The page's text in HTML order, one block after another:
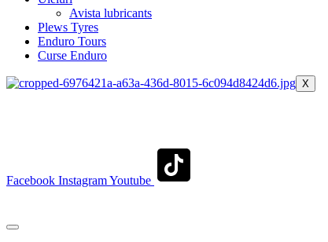
Avista lubricants
Plews Tyres
Enduro Tours
Curse Enduro
X
Facebook InstagramYoutube